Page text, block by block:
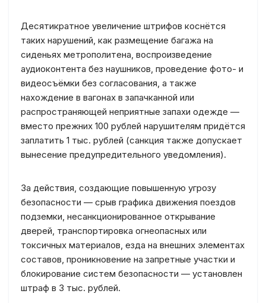
Десятикратное увеличение штрифов коснётся
таких нарушений, как размещение багажа на
сиденьях метрополитена, воспроизведение
аудиоконтента без наушников, проведение фото- и
видеосъёмки без согласования, а также
нахождение в вагонах в запачканной или
распространяющей неприятные запахи одежде —
вместо прежних 100 рублей нарушителям придётся
заплатить 1 тыс. рублей (санкция также допускает
вынесение предупредительного уведомления).
За действия, создающие повышенную угрозу
безопасности — срыв графика движения поездов
подземки, несанкционированное открывание
дверей, транспортировка огнеопасных или
токсичных материалов, езда на внешних элементах
составов, проникновение на запретные участки и
блокирование систем безопасности — установлен
штраф в 3 тыс. рублей.